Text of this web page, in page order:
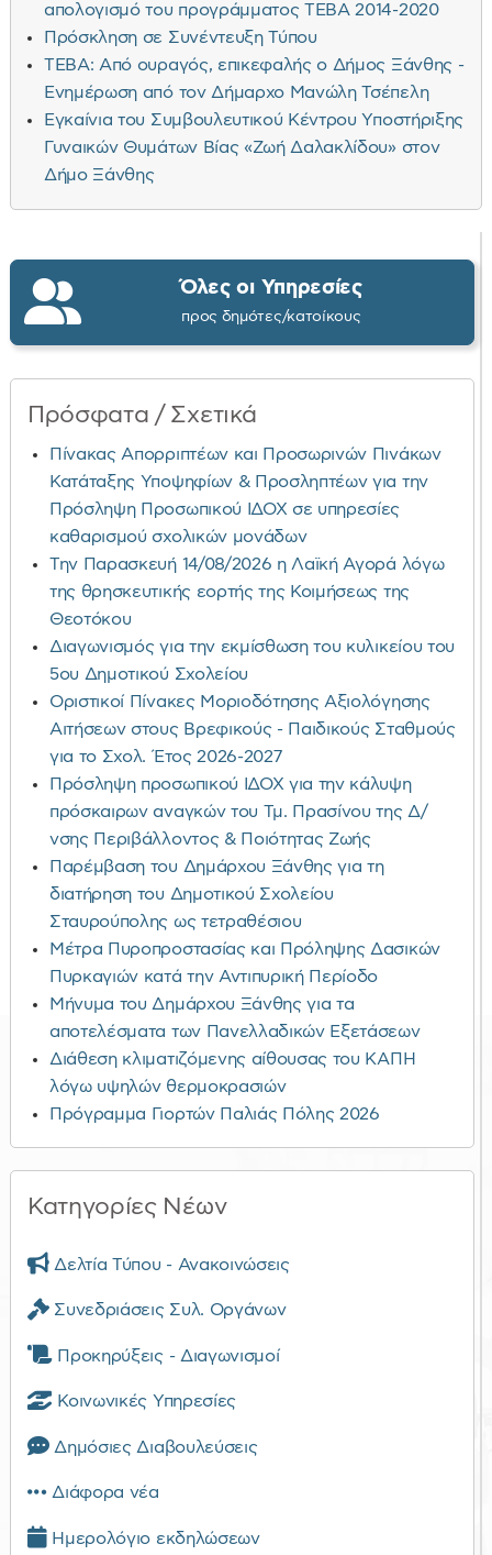
απολογισμό του προγράμματος ΤΕΒΑ 2014-2020
Πρόσκληση σε Συνέντευξη Τύπου
ΤΕΒΑ: Από ουραγός, επικεφαλής ο Δήμος Ξάνθης -
Ενημέρωση από τον Δήμαρχο Μανώλη Τσέπελη
Εγκαίνια του Συμβουλευτικού Κέντρου Υποστήριξης
Γυναικών Θυμάτων Βίας «Ζωή Δαλακλίδου» στον
Δήμο Ξάνθης
Όλες οι Υπηρεσίες
προς δημότες/κατοίκους
Πρόσφατα / Σχετικά
Πίνακας Απορριπτέων και Προσωρινών Πινάκων
Κατάταξης Υποψηφίων & Προσληπτέων για την
Πρόσληψη Προσωπικού ΙΔΟΧ σε υπηρεσίες
καθαρισμού σχολικών μονάδων
Την Παρασκευή 14/08/2026 η Λαϊκή Αγορά λόγω
της θρησκευτικής εορτής της Κοιμήσεως της
Θεοτόκου
Διαγωνισμός για την εκμίσθωση του κυλικείου του
5ου Δημοτικού Σχολείου
Οριστικοί Πίνακες Μοριοδότησης Αξιολόγησης
Αιτήσεων στους Βρεφικούς - Παιδικούς Σταθμούς
για το Σχολ. Έτος 2026-2027
Πρόσληψη προσωπικού ΙΔΟΧ για την κάλυψη
πρόσκαιρων αναγκών του Τμ. Πρασίνου της Δ/
νσης Περιβάλλοντος & Ποιότητας Ζωής
Παρέμβαση του Δημάρχου Ξάνθης για τη
διατήρηση του Δημοτικού Σχολείου
Σταυρούπολης ως τετραθέσιου
Μέτρα Πυροπροστασίας και Πρόληψης Δασικών
Πυρκαγιών κατά την Αντιπυρική Περίοδο
Μήνυμα του Δημάρχου Ξάνθης για τα
αποτελέσματα των Πανελλαδικών Εξετάσεων
Διάθεση κλιματιζόμενης αίθουσας του ΚΑΠΗ
λόγω υψηλών θερμοκρασιών
Πρόγραμμα Γιορτών Παλιάς Πόλης 2026
Κατηγορίες Νέων
Δελτία Τύπου - Ανακοινώσεις
Συνεδριάσεις Συλ. Οργάνων
Προκηρύξεις - Διαγωνισμοί
Κοινωνικές Υπηρεσίες
Δημόσιες Διαβουλεύσεις
Διάφορα νέα
Ημερολόγιο εκδηλώσεων